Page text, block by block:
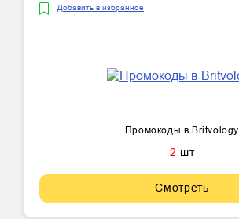
Добавить в избранное
Промокоды в Britvology
2 шт
Смотреть